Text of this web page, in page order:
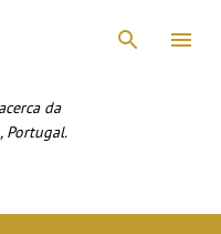
principal
da
Portugal.